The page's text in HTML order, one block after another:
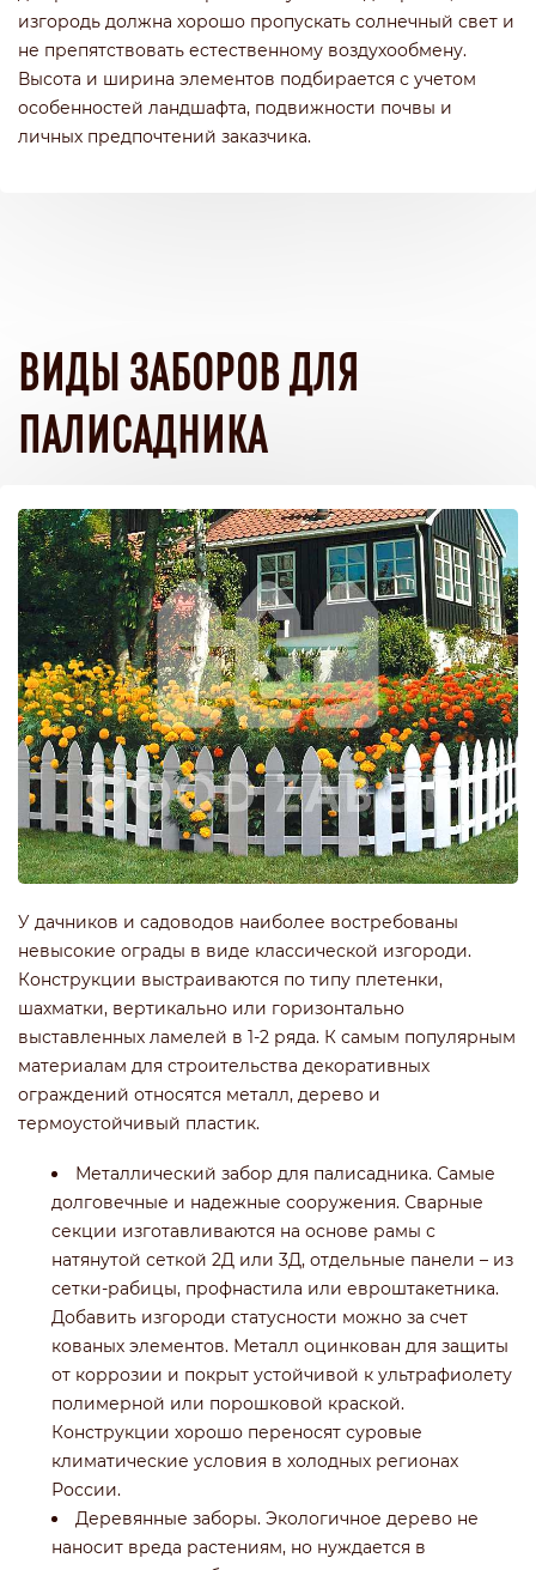
изгородь должна хорошо пропускать солнечный свет и
не препятствовать естественному воздухообмену.
Высота и ширина элементов подбирается с учетом
особенностей ландшафта, подвижности почвы и
личных предпочтений заказчика.
ВИДЫ ЗАБОРОВ ДЛЯ
ПАЛИСАДНИКА
У дачников и садоводов наиболее востребованы
невысокие ограды в виде классической изгороди.
Конструкции выстраиваются по типу плетенки,
шахматки, вертикально или горизонтально
выставленных ламелей в 1-2 ряда. К самым популярным
материалам для строительства декоративных
ограждений относятся металл, дерево и
термоустойчивый пластик.
Металлический забор для палисадника. Самые
долговечные и надежные сооружения. Сварные
секции изготавливаются на основе рамы с
натянутой сеткой 2Д или 3Д, отдельные панели – из
сетки-рабицы, профнастила или евроштакетника.
Добавить изгороди статусности можно за счет
кованых элементов. Металл оцинкован для защиты
от коррозии и покрыт устойчивой к ультрафиолету
полимерной или порошковой краской.
Конструкции хорошо переносят суровые
климатические условия в холодных регионах
России.
Деревянные заборы. Экологичное дерево не
наносит вреда растениям, но нуждается в